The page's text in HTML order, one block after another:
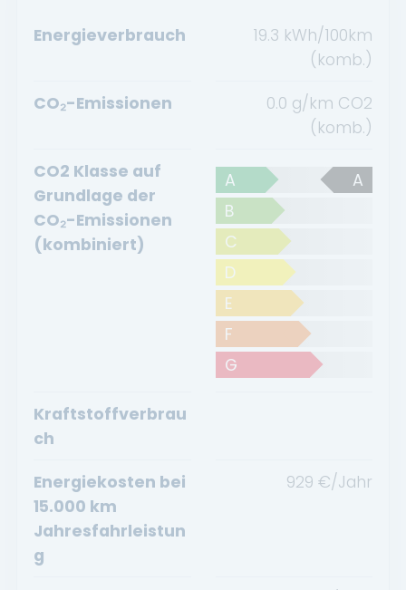
Energieverbrauch
19.3 kWh/100km
(komb.)
CO₂-Emissionen
0.0 g/km CO2
(komb.)
CO2 Klasse auf
Grundlage der
CO₂-Emissionen
(kombiniert)
A
A
B
C
D
E
F
G
Kraftstoffverbrau
ch
Energiekosten bei
15.000 km
Jahresfahrleistun
g
929 €/Jahr